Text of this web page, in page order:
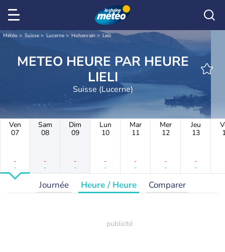
Météo Suisse Lucerne Hohenrain Lieli
METEO HEURE PAR HEURE
LIELI
Suisse (Lucerne)
Ven
07
-
-
Sam
08
-
-
Dim
09
-
-
Lun
10
-
-
Mar
11
-
-
Mer
12
-
-
Jeu
13
-
-
Journée Heure / Heure Comparer